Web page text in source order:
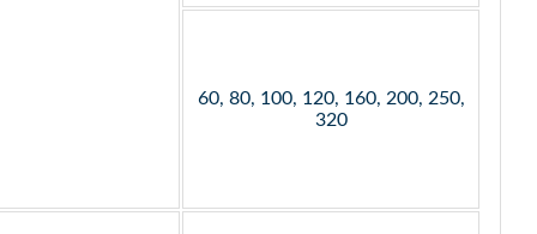
60, 80, 100, 120, 160, 200, 250,
320